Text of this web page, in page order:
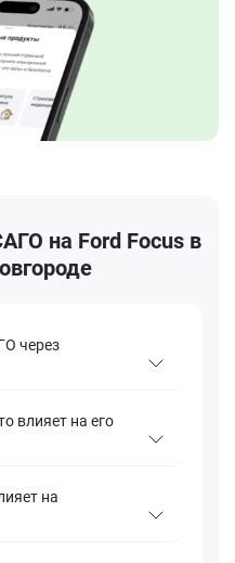
на Ford Focus в
через
влияет на его
на